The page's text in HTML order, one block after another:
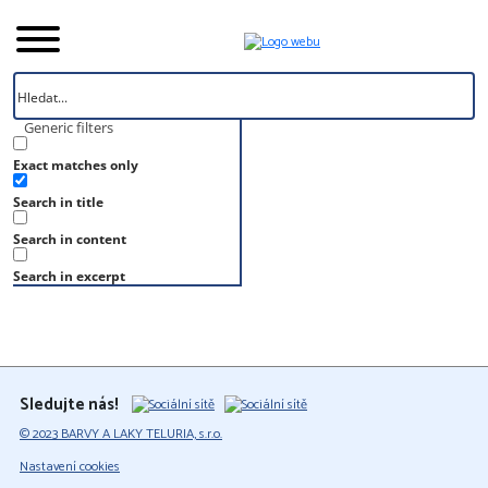
Generic filters
Exact matches only
Search in title
Search in content
Search in excerpt
Úvod
Vzorník
RAL 7034
RAL 7034
Sledujte nás!
© 2023 BARVY A LAKY TELURIA, s.r.o.
Nastavení cookies